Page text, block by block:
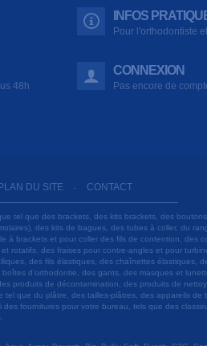
INFOS
Pour l'orthodontiste
48h
CONNEXION
Pas encore de
PLAN DU SITE - CONTACT
tel que des brackets, des kits brackets, des
des kits de bagues, des tubes à coller, du
à brackets et pour coller des fils de contention, des
rotatifs, des fraises pour contre-angles et pour
des fils élastiques, des chaînettes élastiques,
d'orthodontie, des gants, des masques et
produits de décontamination, des produits de
que du plâtre, des tailles-plâtres, des appareils de
fournitures pour votre bureau, tels que des